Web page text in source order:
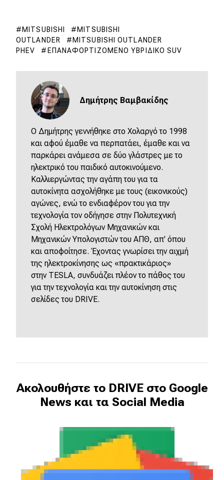
MITSUBISHI
MITSUBISHI
OUTLANDER
MITSUBISHI OUTLANDER
PHEV
ΕΠΑΝΑΦΟΡΤΙΖΌΜΕΝΟ ΥΒΡΙΔΙΚΌ SUV
Δημήτρης Βαμβακίδης
Ο Δημήτρης γεννήθηκε στο Χολαργό το 1998
και αφού έμαθε να περπατάει, έμαθε και να
παρκάρει ανάμεσα σε δύο γλάστρες με το
ηλεκτρικό του παιδικό αυτοκινούμενο.
Καλλιεργώντας την αγάπη του για τα
αυτοκίνητα ασχολήθηκε με τους (εικονικούς)
αγώνες, ενώ το ενδιαφέρον του για την
τεχνολογία τον οδήγησε στην Πολυτεχνική
Σχολή Ηλεκτρολόγων Μηχανικών και
Μηχανικών Υπολογιστών του ΑΠΘ, απ' όπου
και αποφοίτησε. Έχοντας γνωρίσει την αιχμή
της ηλεκτροκίνησης ως «πρακτικάριος»
στην TESLA, συνδυάζει πλέον το πάθος του
για την τεχνολογία και την αυτοκίνηση στις
σελίδες του DRIVE.
Ακολουθήστε το DRIVE στο Google
News και τα Social Media